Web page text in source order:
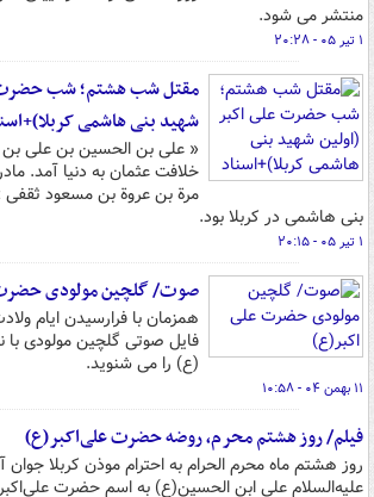
منتشر می شود.
۱ تیر ۰۵ - ۲۰:۲۸
مقتل شب هشتم؛ شب حضرت
شهید بنی هاشمی
« علی بن الحسین بن علی بن
خلافت عثمان به دنیا آمد.
مرة بن عروة بن مسعود ثقفی
بنی هاشمی در کربلا بود.
۱ تیر ۰۵ - ۲۰:۱۵
صوت/ گلچین مولودی‌
همزمان با فرارسیدن ایام
فایل صوتی گلچین مولودی با
(ع) را می شنوید.
۱۱ بهمن ۰۴ - ۱۰:۵۸
فیلم/ روز هشتم محرم، روضه حضرت علی‌اکبر(ع)
روز هشتم ماه محرم الحرام به احترام موذن کربلا جوان
علیه‌السلام علی ابن الحسین(ع) به اسم حضرت